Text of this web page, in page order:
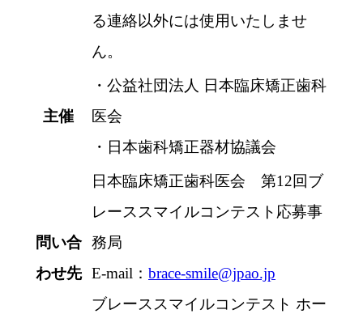
る連絡以外には使用いたしませ
ん。
主催
・公益社団法人 日本臨床矯正歯科
医会
・日本歯科矯正器材協議会
問い合
わせ先
日本臨床矯正歯科医会 第12回ブ
レーススマイルコンテスト応募事
務局
E-mail： brace-smile@jpao.jp
ブレーススマイルコンテスト ホー